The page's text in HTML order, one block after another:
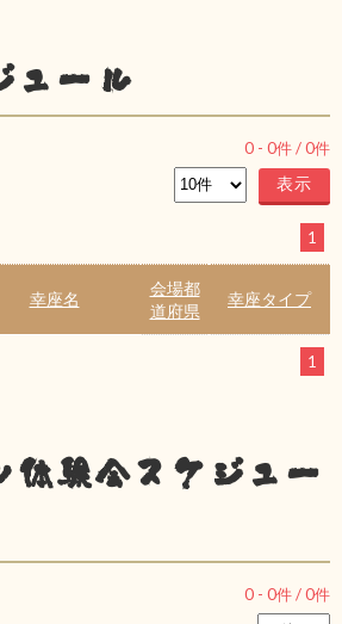
ュール
0 - 0件 /0件
1
幸座名
会場都
道府県
幸座タイプ
1
体験会スケジュー
0 - 0件 /0件